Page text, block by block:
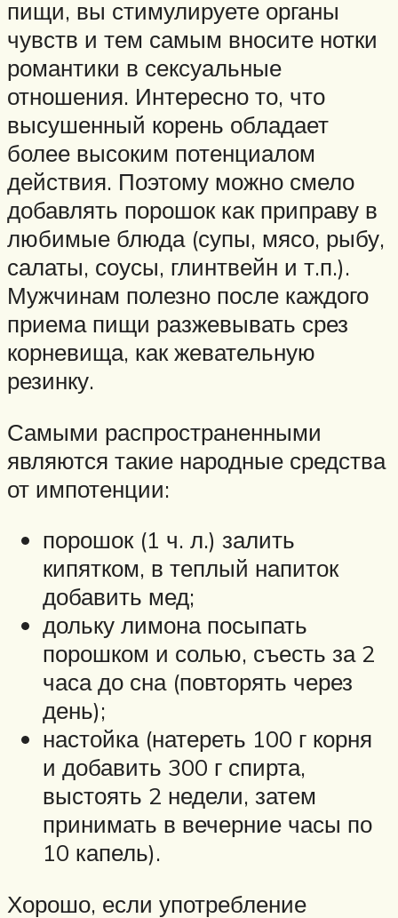
пищи, вы стимулируете органы
чувств и тем самым вносите нотки
романтики в сексуальные
отношения. Интересно то, что
высушенный корень обладает
более высоким потенциалом
действия. Поэтому можно смело
добавлять порошок как приправу в
любимые блюда (супы, мясо, рыбу,
салаты, соусы, глинтвейн и т.п.).
Мужчинам полезно после каждого
приема пищи разжевывать срез
корневища, как жевательную
резинку.
Самыми распространенными
являются такие народные средства
от импотенции:
порошок (1 ч. л.) залить
кипятком, в теплый напиток
добавить мед;
дольку лимона посыпать
порошком и солью, съесть за 2
часа до сна (повторять через
день);
настойка (натереть 100 г корня
и добавить 300 г спирта,
выстоять 2 недели, затем
принимать в вечерние часы по
10 капель).
Хорошо, если употребление